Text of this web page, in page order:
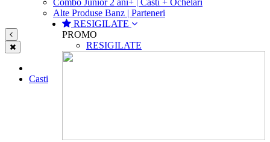
Combo Junior 2 ani+ | Casti + Ochelari
Alte Produse Banz | Parteneri
RESIGILATE
PROMO
RESIGILATE
Casti